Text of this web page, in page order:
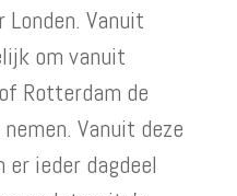
Vanuit
om vanuit
Rotterdam de
Vanuit deze
ieder dagdeel